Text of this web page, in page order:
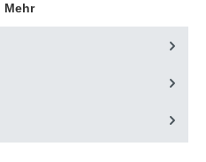
Mehr